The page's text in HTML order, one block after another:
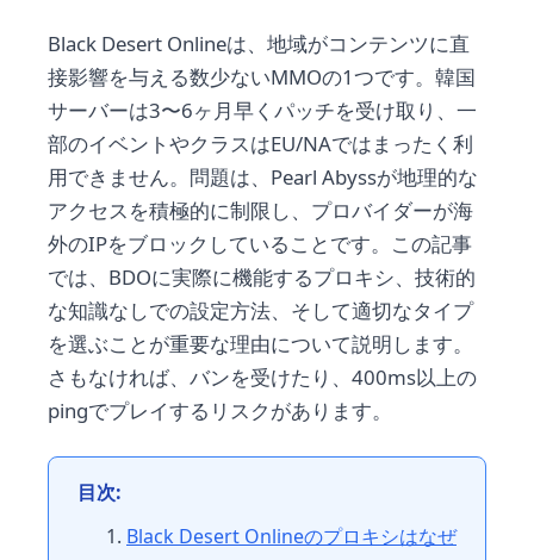
Black Desert Onlineは、地域がコンテンツに直
接影響を与える数少ないMMOの1つです。韓国
サーバーは3〜6ヶ月早くパッチを受け取り、一
部のイベントやクラスはEU/NAではまったく利
用できません。問題は、Pearl Abyssが地理的な
アクセスを積極的に制限し、プロバイダーが海
外のIPをブロックしていることです。この記事
では、BDOに実際に機能するプロキシ、技術的
な知識なしでの設定方法、そして適切なタイプ
を選ぶことが重要な理由について説明します。
さもなければ、バンを受けたり、400ms以上の
pingでプレイするリスクがあります。
目次:
Black Desert Onlineのプロキシはなぜ